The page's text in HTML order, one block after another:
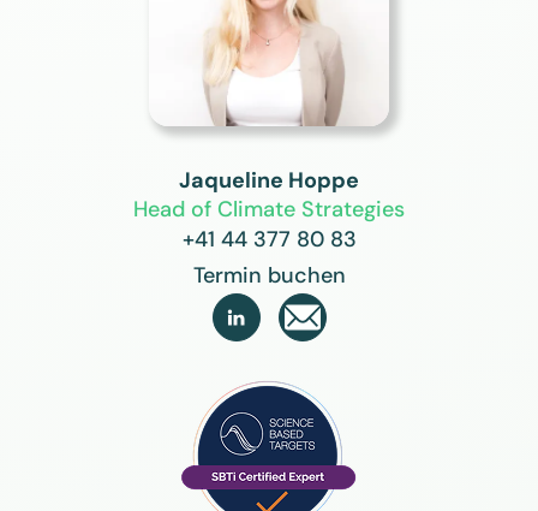
Jaqueline Hoppe
Head of Climate Strategies
+41 44 377 80 83
Termin buchen
